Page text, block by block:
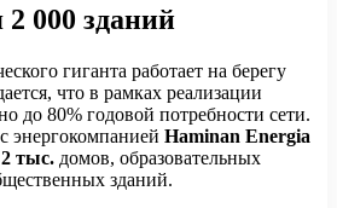
000 зданий
гиганта работает на берегу
что в рамках реализации
до 80% годовой потребности сети.
энергокомпанией Haminan Energia
2 тыс. домов, образовательных
зданий.